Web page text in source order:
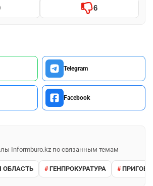
6
Telegram
Facebook
Informburo.kz по связанным темам
ОБЛАСТЬ ГЕНПРОКУРАТУРА